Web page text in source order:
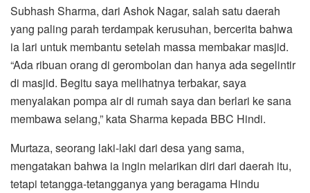
Subhash Sharma, dari Ashok Nagar, salah satu daerah
yang paling parah terdampak kerusuhan, bercerita bahwa
ia lari untuk membantu setelah massa membakar masjid.
“Ada ribuan orang di gerombolan dan hanya ada segelintir
di masjid. Begitu saya melihatnya terbakar, saya
menyalakan pompa air di rumah saya dan berlari ke sana
membawa selang,” kata Sharma kepada BBC Hindi.
Murtaza, seorang laki-laki dari desa yang sama,
mengatakan bahwa ia ingin melarikan diri dari daerah itu,
tetapi tetangga-tetangganya yang beragama Hindu